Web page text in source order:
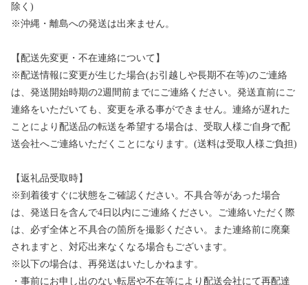
除く)
※沖縄・離島への発送は出来ません。
【配送先変更・不在連絡について】
※配送情報に変更が生じた場合(お引越しや長期不在等)のご連絡
は、発送開始時期の2週間前までにご連絡ください。発送直前にご
連絡をいただいても、変更を承る事ができません。連絡が遅れた
ことにより配送品の転送を希望する場合は、受取人様ご自身で配
送会社へご連絡いただくことになります。(送料は受取人様ご負担)
【返礼品受取時】
※到着後すぐに状態をご確認ください。不具合等があった場合
は、発送日を含んで4日以内にご連絡ください。ご連絡いただく際
は、必ず全体と不具合の箇所を撮影ください。また連絡前に廃棄
されますと、対応出来なくなる場合もございます。
※以下の場合は、再発送はいたしかねます。
・事前にお申し出のない転居や不在等により配送会社にて再配達